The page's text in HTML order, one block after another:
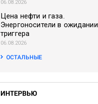
06.08.2026
Цена нефти и газа.
Энергоносители в ожидании
триггера
06.08.2026
ОСТАЛЬНЫЕ
ИНТЕРВЬЮ